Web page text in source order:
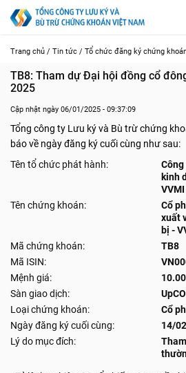
Trang chủ / Tin tức / Tổ chức đăng ký chứng
TB8: Tham dự Đại hội đồng cổ
2025
Cập nhật ngày 06/01/2025 - 09:37:09
Tổng công ty Lưu ký và Bù trừ chứng
báo về ngày đăng ký cuối cùng như sau:
Tên tổ chức phát hành:
Công
kinh
VVMI
Tên chứng khoán:
Cổ
xuất
bị -
Mã chứng khoán:
TB8
Mã ISIN:
Mệnh giá:
Sàn giao dịch:
Loại chứng khoán:
Cổ
Ngày đăng ký cuối cùng:
14/
Lý do mục đích: